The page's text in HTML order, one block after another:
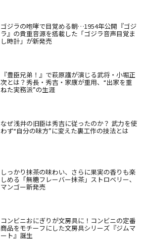
ゴジラの咆哮で目覚める朝…1954年公開『ゴジ
ラ』の貴重音源を搭載した「ゴジラ音声目覚ま
し時計」が新発売
『豊臣兄弟！』で萩原護が演じる武将・小堀正
次とは？秀長・秀吉・家康が重用、“出家を重
ねた実務派”の生涯
なぜ浅井の旧臣は秀吉に従ったのか？ 武力を使
わず“自分の味方”に変えた裏工作の技法とは
しっかり抹茶の味わい、さらに果実の香りも楽
しめる「無糖フレーバー抹茶」ストロベリー、
マンゴー新発売
コンビニおにぎりが文房具に！コンビニの定番
商品をモチーフにした文房具シリーズ『ジムマ
ート』誕生